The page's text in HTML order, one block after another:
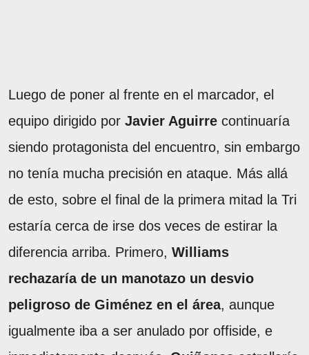
Luego de poner al frente en el marcador, el
equipo dirigido por Javier Aguirre continuaría
siendo protagonista del encuentro, sin embargo
no tenía mucha precisión en ataque. Más allá
de esto, sobre el final de la primera mitad la Tri
estaría cerca de irse dos veces de estirar la
diferencia arriba. Primero, Williams
rechazaría de un manotazo un desvio
peligroso de Giménez en el área, aunque
igualmente iba a ser anulado por offiside, e